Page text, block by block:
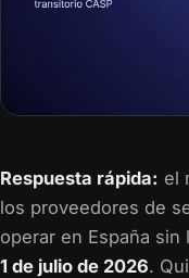
Respuesta rápida: el
los proveedores de
operar en España sin
1 de julio de 2026.